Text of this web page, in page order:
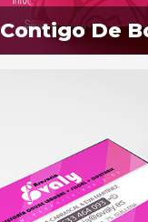
Contigo De